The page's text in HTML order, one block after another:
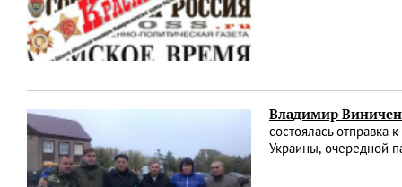
Владимир
состоялась отправка
Украины, очередной